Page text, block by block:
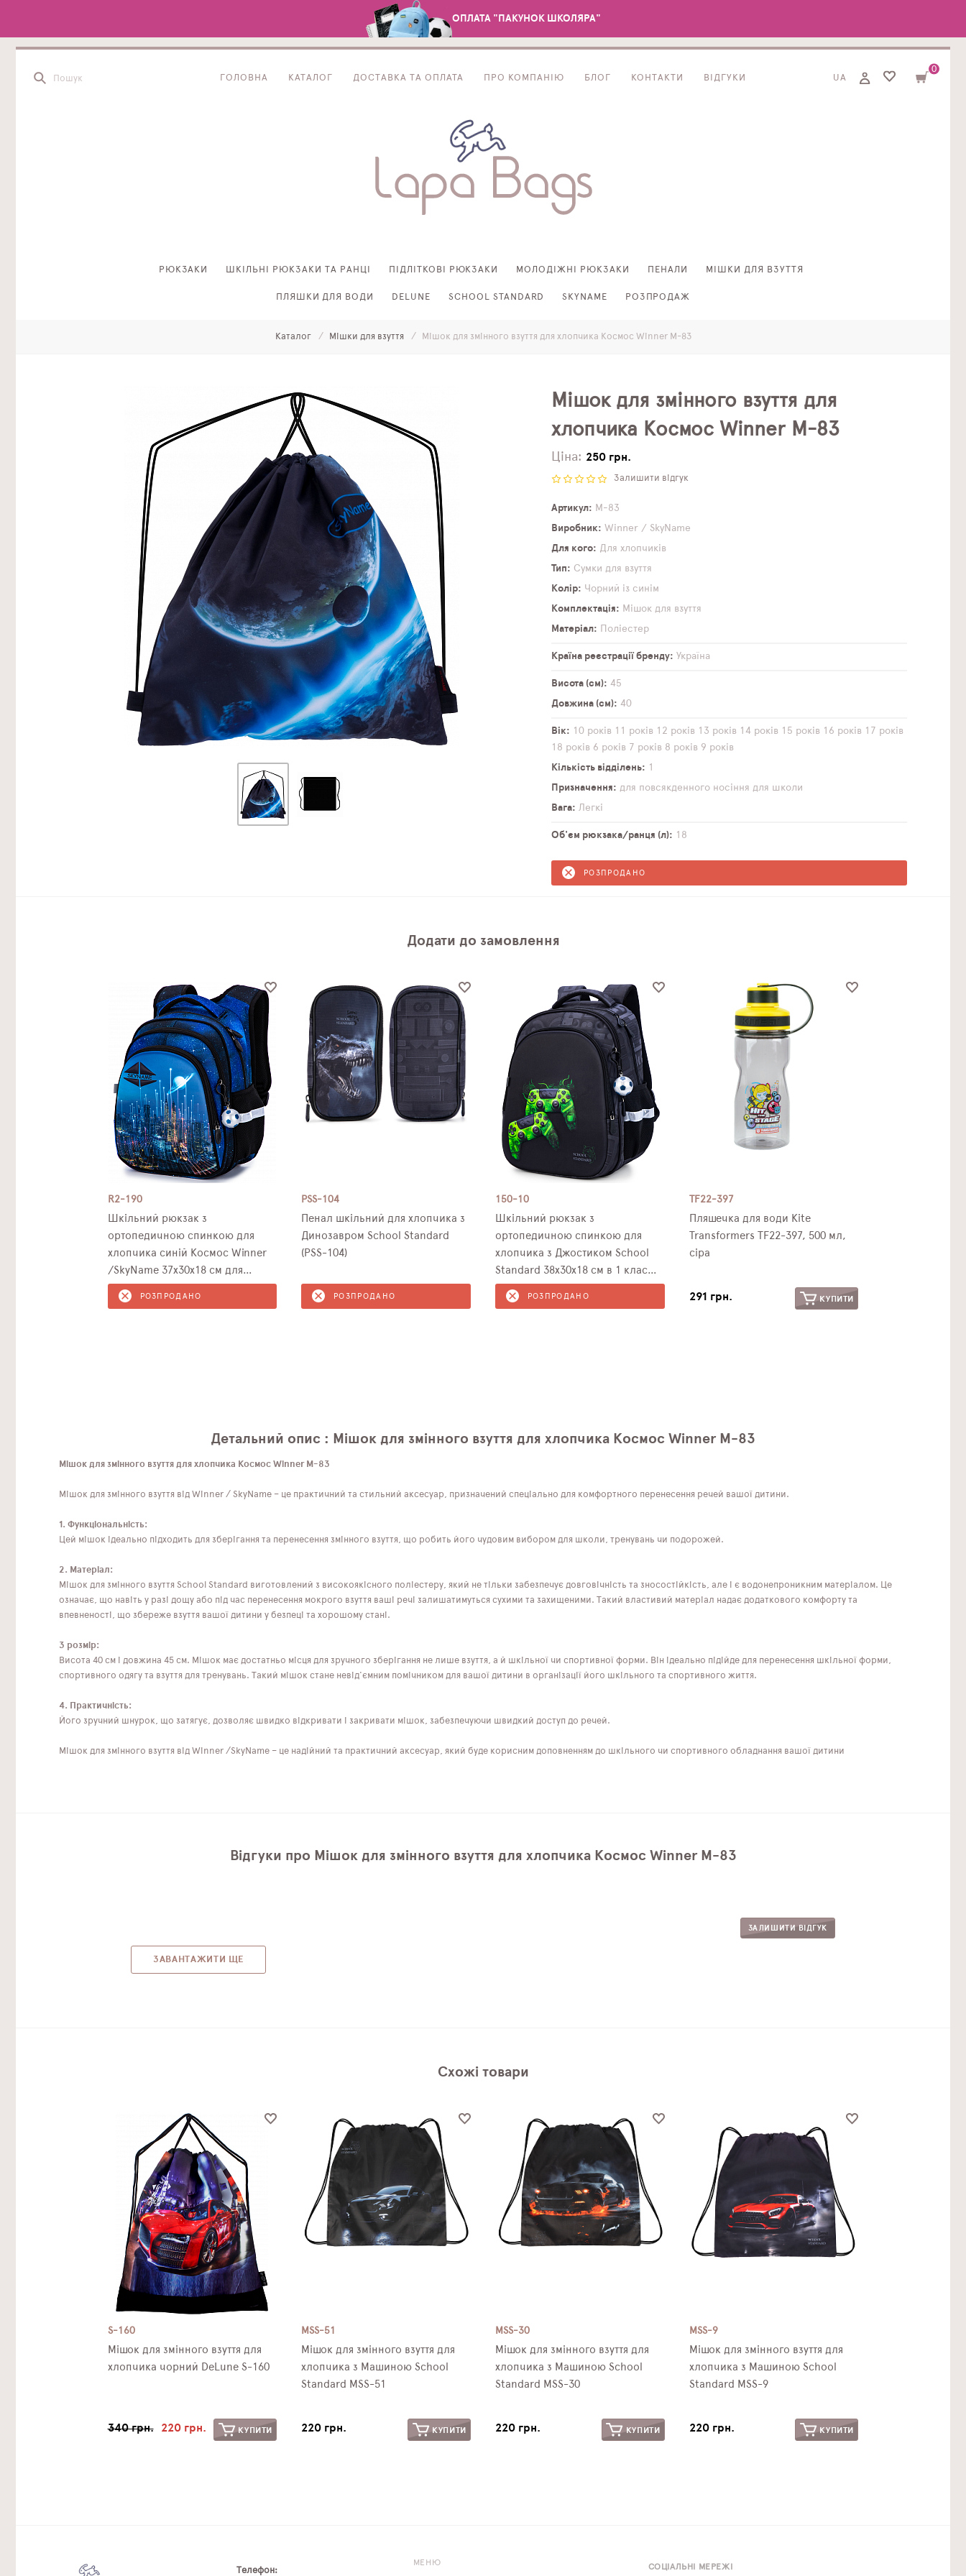
ОПЛАТА "ПАКУНОК ШКОЛЯРА"
ГОЛОВНА КАТАЛОГ ДОСТАВКА ТА ОПЛАТА ПРО КОМПАНІЮ БЛОГ КОНТАКТИ ВІДГУКИ UA
0
РЮКЗАКИ ШКІЛЬНІ РЮКЗАКИ ТА РАНЦІ ПІДЛІТКОВІ РЮКЗАКИ МОЛОДІЖНІ РЮКЗАКИ ПЕНАЛИ МІШКИ ДЛЯ ВЗУТТЯ
ПЛЯШКИ ДЛЯ ВОДИ DELUNE SCHOOL STANDARD SKYNAME РОЗПРОДАЖ
Каталог Мішки для взуття Мішок для змінного взуття для хлопчика Космос Winner M-83
Мішок для змінного взуття для
хлопчика Космос Winner M-83
Ціна: 250 грн.
Залишити відгук
Артикул
M-83
Виробник
Winner / SkyName
Для кого
Для хлопчиків
Тип
Сумки для взуття
Колір
Чорний із синім
Комплектація
Мішок для взуття
Матеріал
Поліестер
Країна реєстрації бренду Україна
Висота (см)
45
Довжина (см)
40
Вік 10 років 11 років 12 років 13 років 14 років 15 років 16 років 17 років
18 років 6 років 7 років 8 років 9 років
Кількість відділень
1
Призначення
для повсякденного носіння для школи
Вага
Легкі
Об'єм рюкзака/ранця (л) 18
РОЗПРОДАНО
Додати до замовлення
R2-190
Шкільний рюкзак з
ортопедичною спинкою для
хлопчика синій Космос Winner
/SkyName 37х30х18 см для
молодших класів (R2-190)
РОЗПРОДАНО
PSS-104
Пенал шкільний для хлопчика з
Динозавром School Standard
(PSS-104)
РОЗПРОДАНО
150-10
Шкільний рюкзак з
ортопедичною спинкою для
хлопчика з Джостиком School
Standard 38х30х18 см в 1 клас
(150-10)
РОЗПРОДАНО
TF22-397
Пляшечка для води Kite
Transformers TF22-397, 500 мл,
сіра
291 грн. КУПИТИ
Детальний опис : Мішок для змінного взуття для хлопчика Космос Winner M-83
Мішок для змінного взуття для хлопчика Космос Winner M-83
Мішок для змінного взуття від Winner / SkyName – це практичний та стильний аксесуар, призначений спеціально для комфортного перенесення речей вашої дитини.
1. Функціональність:
Цей мішок ідеально підходить для зберігання та перенесення змінного взуття, що робить його чудовим вибором для школи, тренувань чи подорожей.
2. Матеріал:
Мішок для змінного взуття School Standard виготовлений з високоякісного поліестеру, який не тільки забезпечує довговічність та зносостійкість, але і є водонепроникним матеріалом. Це
означає, що навіть у разі дощу або під час перенесення мокрого взуття ваші речі залишатимуться сухими та захищеними. Такий властивий матеріал надає додаткового комфорту та
впевненості, що збереже взуття вашої дитини у безпеці та хорошому стані.
3 розмір:
Висота 40 см і довжина 45 см. Мішок має достатньо місця для зручного зберігання не лише взуття, а й шкільної чи спортивної форми. Він ідеально підійде для перенесення шкільної форми,
спортивного одягу та взуття для тренувань. Такий мішок стане невід'ємним помічником для вашої дитини в організації його шкільного та спортивного життя.
4. Практичність:
Його зручний шнурок, що затягує, дозволяє швидко відкривати і закривати мішок, забезпечуючи швидкий доступ до речей.
Мішок для змінного взуття від Winner /SkyName – це надійний та практичний аксесуар, який буде корисним доповненням до шкільного чи спортивного обладнання вашої дитини
Відгуки про Мішок для змінного взуття для хлопчика Космос Winner M-83
ЗАЛИШИТИ ВІДГУК
ЗАВАНТАЖИТИ ЩЕ
Схожі товари
S-160
Мішок для змінного взуття для
хлопчика чорний DeLune S-160
340 грн. 220 грн. КУПИТИ
MSS-51
Мішок для змінного взуття для
хлопчика з Машиною School
Standard MSS-51
220 грн. КУПИТИ
MSS-30
Мішок для змінного взуття для
хлопчика з Машиною School
Standard MSS-30
220 грн. КУПИТИ
MSS-9
Мішок для змінного взуття для
хлопчика з Машиною School
Standard MSS-9
220 грн. КУПИТИ
СОЦІАЛЬНІ МЕРЕЖІ
МЕНЮ
Телефон: